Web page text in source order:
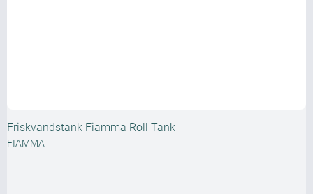
Friskvandstank Fiamma Roll Tank
FIAMMA